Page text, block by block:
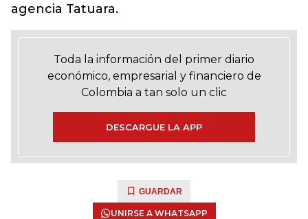
agencia Tatuara.
Toda la información del primer diario
económico, empresarial y financiero de
Colombia a tan solo un clic
DESCARGUE LA APP
GUARDAR
UNIRSE A WHATSAPP